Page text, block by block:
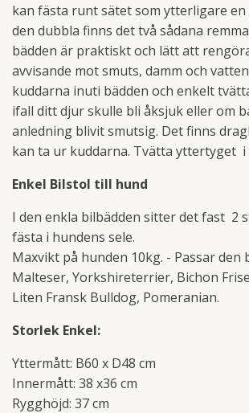
kan fästa runt sätet som ytterligare en
den dubbla finns det två sådana
bädden är praktiskt och lätt att
avvisande mot smuts, damm och
kuddarna inuti bädden och enkelt
ifall ditt djur skulle bli åksjuk eller om
anledning blivit smutsig. Det finns
kan ta ur kuddarna. Tvätta yttertyget i
Enkel Bilstol till hund
I den enkla bilbädden sitter det fast 2
fästa i hundens sele.
Maxvikt på hunden 10kg. - Passar den
Malteser, Yorkshireterrier, Bichon
Liten Fransk Bulldog, Pomeranian.
Storlek Enkel:
Yttermått: B60 x D48 cm
Innermått: 38 x36 cm
Rygghöjd: 37 cm